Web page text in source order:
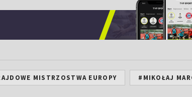
MISTRZOSTWA EUROPY #MIKOŁAJ